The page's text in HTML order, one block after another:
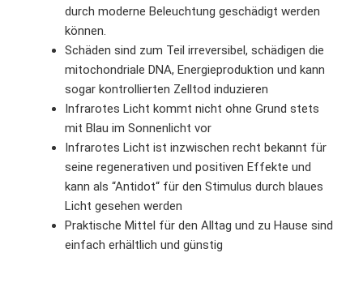
durch moderne Beleuchtung geschädigt werden
können.
Schäden sind zum Teil irreversibel, schädigen die
mitochondriale DNA, Energieproduktion und kann
sogar kontrollierten Zelltod induzieren
Infrarotes Licht kommt nicht ohne Grund stets
mit Blau im Sonnenlicht vor
Infrarotes Licht ist inzwischen recht bekannt für
seine regenerativen und positiven Effekte und
kann als “Antidot“ für den Stimulus durch blaues
Licht gesehen werden
Praktische Mittel für den Alltag und zu Hause sind
einfach erhältlich und günstig